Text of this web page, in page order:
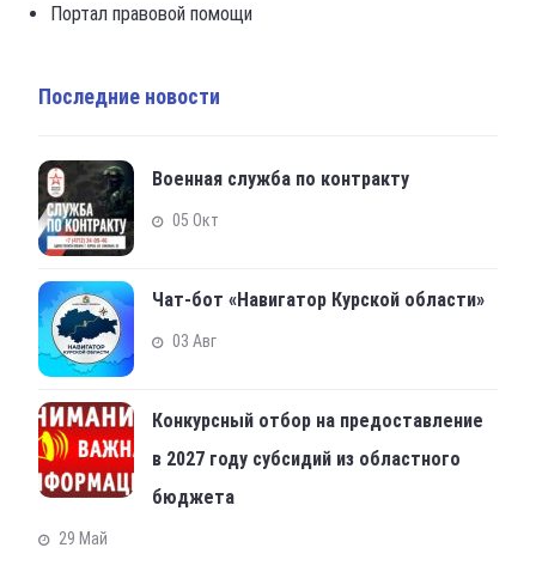
Портал правовой помощи
Последние новости
Военная служба по контракту
05 Окт
Чат-бот «Навигатор Курской области»
03 Авг
Конкурсный отбор на предоставление
в 2027 году субсидий из областного
бюджета
29 Май